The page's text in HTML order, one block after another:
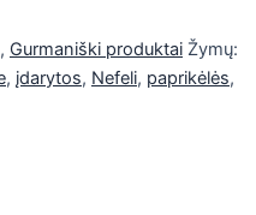
, Gurmaniški produktai Žymų:
, įdarytos, Nefeli, paprikėlės,